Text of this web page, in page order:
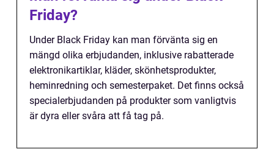
Friday?
Under Black Friday kan man förvänta sig en
mängd olika erbjudanden, inklusive rabatterade
elektronikartiklar, kläder, skönhetsprodukter,
heminredning och semesterpaket. Det finns också
specialerbjudanden på produkter som vanligtvis
är dyra eller svåra att få tag på.